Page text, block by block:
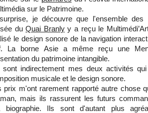
sur le Patrimoine.
je découvre que l'ensemble des
duQuai Branlyy a reçu le
le design sonore de la navigation
La borne Asie a même reçu une
du patrimoine intangible.
sont indirectement mes deux activités
musicale et le design sonore.
prix m'ont rarement rapporté autre chose
mais ils rassurent les futurs
biographie. Ils sont d'autant plus